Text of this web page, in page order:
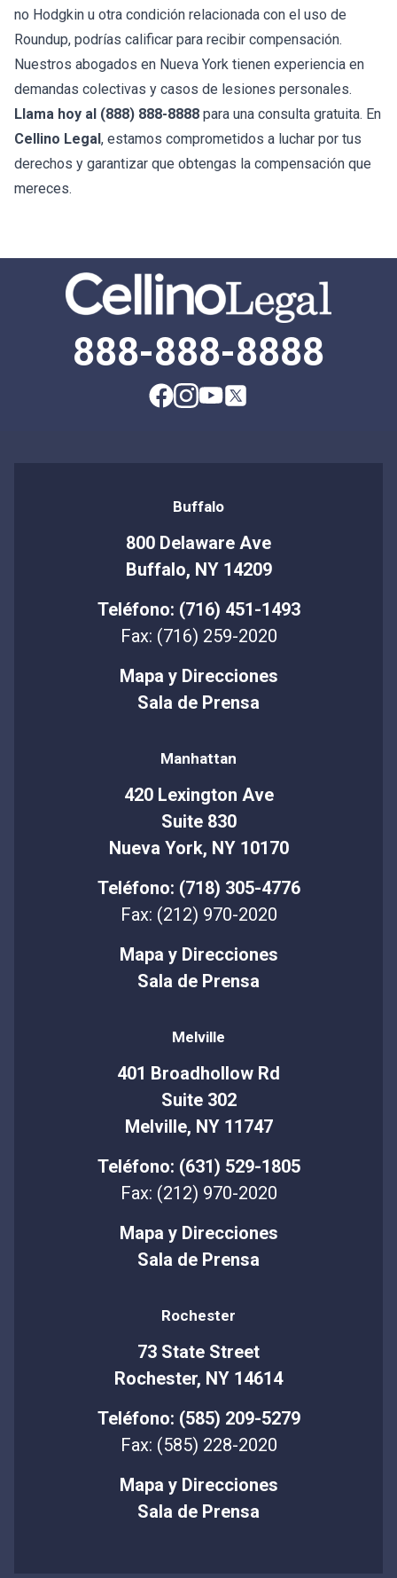
no Hodgkin u otra condición relacionada con el uso de
Roundup, podrías calificar para recibir compensación.
Nuestros abogados en Nueva York tienen experiencia en
demandas colectivas y casos de lesiones personales.
Llama hoy al (888) 888-8888 para una consulta gratuita. En
Cellino Legal , estamos comprometidos a luchar por tus
derechos y garantizar que obtengas la compensación que
mereces.
888-888-8888
Buffalo
800 Delaware Ave
Buffalo, NY 14209
Teléfono: (716) 451-1493
Fax: (716) 259-2020
Mapa y Direcciones
Sala de Prensa
Manhattan
420 Lexington Ave
Suite 830
Nueva York, NY 10170
Teléfono: (718) 305-4776
Fax: (212) 970-2020
Mapa y Direcciones
Sala de Prensa
Melville
401 Broadhollow Rd
Suite 302
Melville, NY 11747
Teléfono: (631) 529-1805
Fax: (212) 970-2020
Mapa y Direcciones
Sala de Prensa
Rochester
73 State Street
Rochester, NY 14614
Teléfono: (585) 209-5279
Fax: (585) 228-2020
Mapa y Direcciones
Sala de Prensa